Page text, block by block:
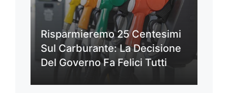
Risparmieremo 25 Centesimi
Sul Carburante: La Decisione
Del Governo Fa Felici Tutti